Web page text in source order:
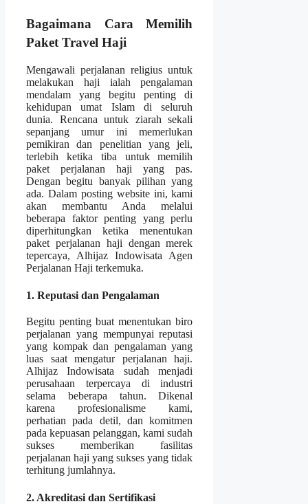
Bagaimana Cara Memilih
Paket Travel Haji
Mengawali perjalanan religius untuk
melakukan haji ialah pengalaman
mendalam yang begitu penting di
kehidupan umat Islam di seluruh
dunia. Rencana untuk ziarah sekali
sepanjang umur ini memerlukan
pemikiran dan penelitian yang jeli,
terlebih ketika tiba untuk memilih
paket perjalanan haji yang pas.
Dengan begitu banyak pilihan yang
ada. Dalam posting website ini, kami
akan membantu Anda melalui
beberapa faktor penting yang perlu
diperhitungkan ketika menentukan
paket perjalanan haji dengan merek
tepercaya, Alhijaz Indowisata Agen
Perjalanan Haji terkemuka.
1. Reputasi dan Pengalaman
Begitu penting buat menentukan biro
perjalanan yang mempunyai reputasi
yang kompak dan pengalaman yang
luas saat mengatur perjalanan haji.
Alhijaz Indowisata sudah menjadi
perusahaan terpercaya di industri
selama beberapa tahun. Dikenal
karena profesionalisme kami,
perhatian pada detil, dan komitmen
pada kepuasan pelanggan, kami sudah
sukses memberikan fasilitas
perjalanan haji yang sukses yang tidak
terhitung jumlahnya.
2. Akreditasi dan Sertifikasi